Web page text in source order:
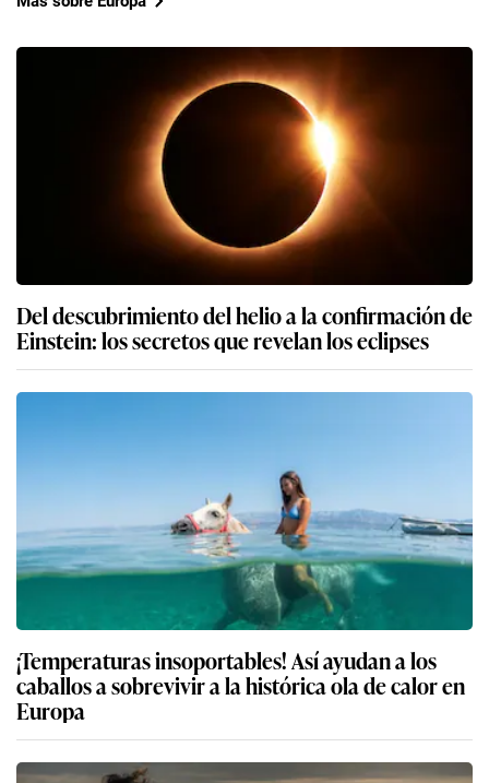
Del descubrimiento del helio a la confirmación de
Einstein: los secretos que revelan los eclipses
¡Temperaturas insoportables! Así ayudan a los
caballos a sobrevivir a la histórica ola de calor en
Europa